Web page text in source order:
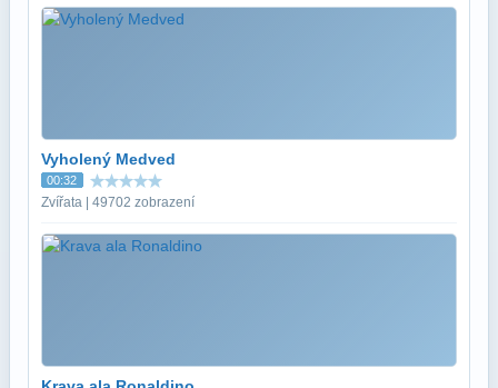
Vyholený Medved
00:32
Zvířata | 49702 zobrazení